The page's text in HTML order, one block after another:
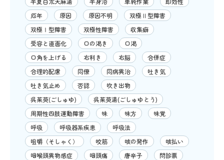
厄年
原因 原因不明
双極Ⅱ型障害
双極Ⅰ型障害
双極性障害
収集癖
受容と直面化
口の渇き
口渇
口角を上げる
右利き 右脳
合併症
合理的配慮
同僚 同病異治
吐き気
吐き気止め
否認
吹き出物
呉茱萸(ごしゅゆ)
呉茱萸湯(ごしゅゆとう)
周期性四肢運動障害
味 味方
味覚
呼吸
呼吸器系疾患
呼吸法
咀嚼（そしゃく）
咬筋 咳の発作
咳払い
咽喉頭異物感症
咽頭痛 唐辛子
問診票